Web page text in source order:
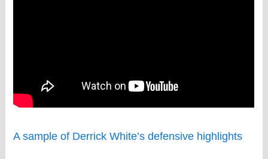
A sample of Derrick White’s defensive highlights